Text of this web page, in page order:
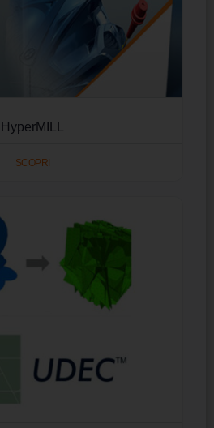
HyperMILL
SCOPRI